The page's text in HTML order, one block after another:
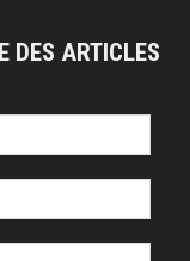
DES ARTICLES